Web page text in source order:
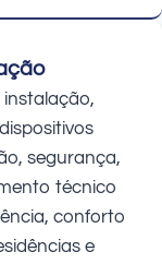
segurança,
técnico
conforto
e